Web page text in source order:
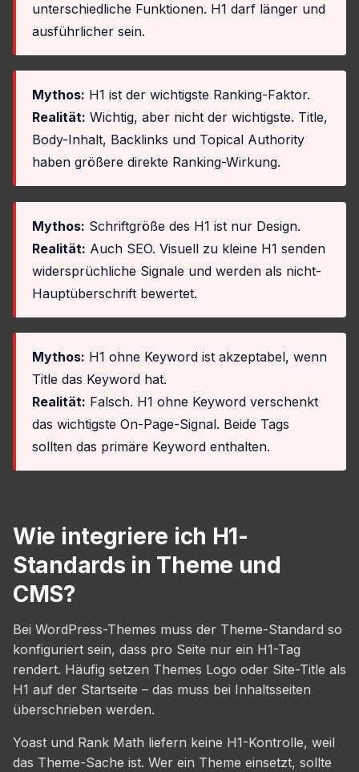
unterschiedliche Funktionen. H1 darf länger und
ausführlicher sein.
Mythos: H1 ist der wichtigste Ranking-Faktor.
Realität: Wichtig, aber nicht der wichtigste. Title,
Body-Inhalt, Backlinks und Topical Authority
haben größere direkte Ranking-Wirkung.
Mythos: Schriftgröße des H1 ist nur Design.
Realität: Auch SEO. Visuell zu kleine H1 senden
widersprüchliche Signale und werden als nicht-
Hauptüberschrift bewertet.
Mythos: H1 ohne Keyword ist akzeptabel, wenn
Title das Keyword hat.
Realität: Falsch. H1 ohne Keyword verschenkt
das wichtigste On-Page-Signal. Beide Tags
sollten das primäre Keyword enthalten.
Wie integriere ich H1-
Standards in Theme und
CMS?
Bei WordPress-Themes muss der Theme-Standard so
konfiguriert sein, dass pro Seite nur ein H1-Tag
rendert. Häufig setzen Themes Logo oder Site-Title als
H1 auf der Startseite – das muss bei Inhaltsseiten
überschrieben werden.
Yoast und Rank Math liefern keine H1-Kontrolle, weil
das Theme-Sache ist. Wer ein Theme einsetzt, sollte